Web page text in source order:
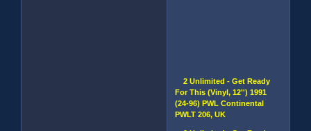
2 Unlimited - Get Ready
For This (Vinyl, 12'') 1991
(24-96) PWL Continental
PWLT 206, UK